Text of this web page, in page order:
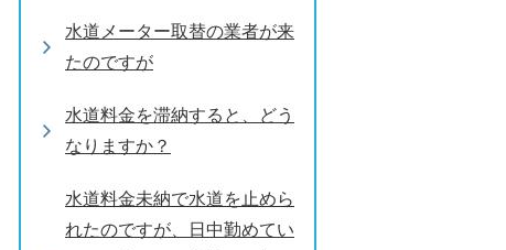
水道メーター取替の業者が来
たのですが
水道料金を滞納すると、どう
なりますか？
水道料金未納で水道を止めら
れたのですが、日中勤めてい